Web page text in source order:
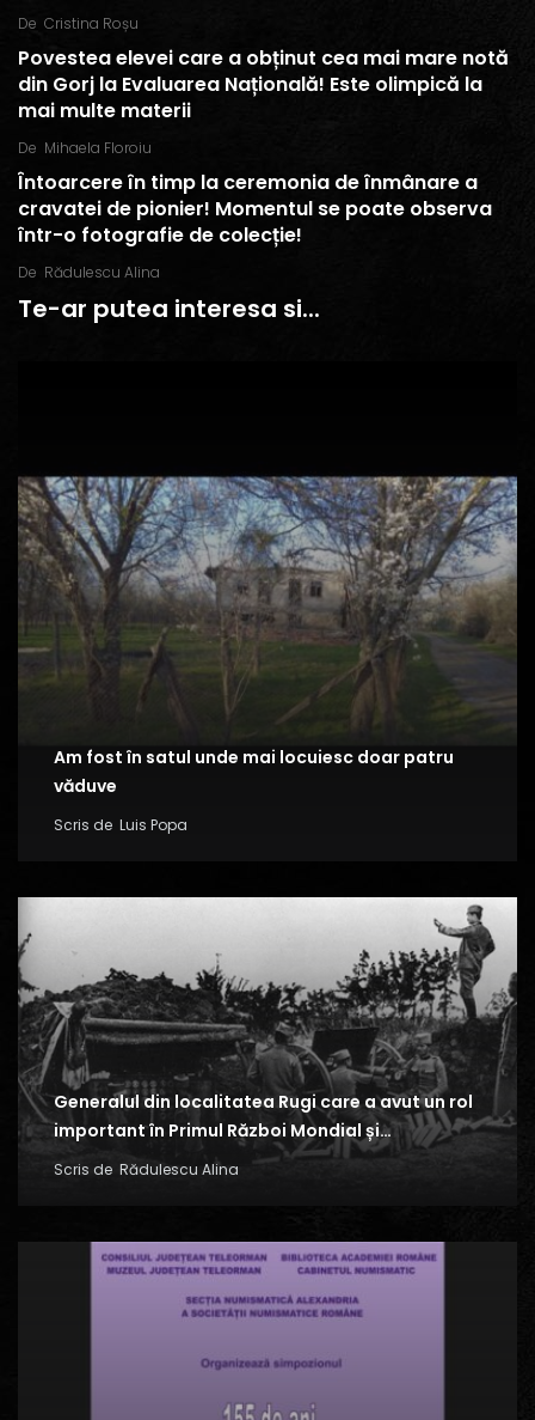
De Cristina Roșu
Povestea elevei care a obținut cea mai mare notă
din Gorj la Evaluarea Națională! Este olimpică la
mai multe materii
De Mihaela Floroiu
Întoarcere în timp la ceremonia de înmânare a
cravatei de pionier! Momentul se poate observa
într-o fotografie de colecție!
De Rădulescu Alina
Te-ar putea interesa si...
Am fost în satul unde mai locuiesc doar patru
văduve
Scris de Luis Popa
Generalul din localitatea Rugi care a avut un rol
important în Primul Război Mondial și…
Scris de Rădulescu Alina